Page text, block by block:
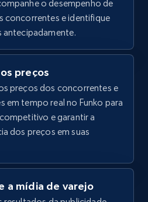
Currency, Initial
percent, and more.
Comece agora
Currency, Initial
percent, and more.
o desempenho de
concorrentes e identifique
antecipadamente.
preços
preços dos concorrentes e
em tempo real no Funko para
e garantir a
dos preços em suas
a mídia de varejo